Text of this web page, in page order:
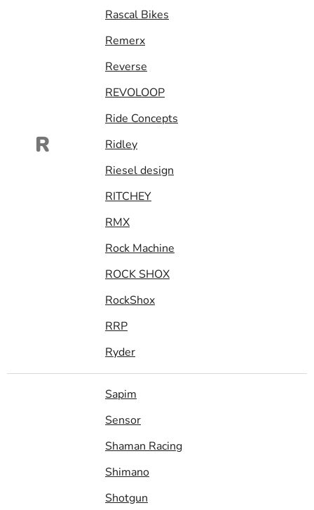
R
Rascal Bikes
Remerx
Reverse
REVOLOOP
Ride Concepts
Ridley
Riesel design
RITCHEY
RMX
Rock Machine
ROCK SHOX
RockShox
RRP
Ryder
Sapim
Sensor
Shaman Racing
Shimano
Shotgun